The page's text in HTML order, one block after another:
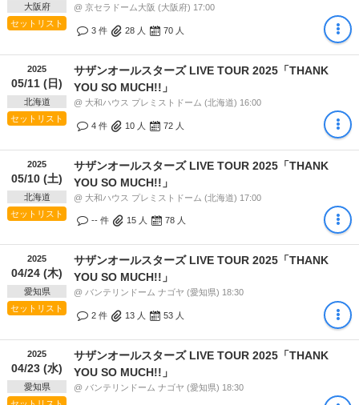
大阪府
セットリスト
@ 京セラドーム大阪 (大阪府) 17:00
3 件 28 人 70 人
2025
05/11 (日)
北海道
セットリスト
サザンオールスターズ LIVE TOUR 2025「THANK
YOU SO MUCH!!」
@ 大和ハウス プレミストドーム (北海道) 16:00
4 件 10 人 72 人
2025
05/10 (土)
北海道
セットリスト
サザンオールスターズ LIVE TOUR 2025「THANK
YOU SO MUCH!!」
@ 大和ハウス プレミストドーム (北海道) 17:00
-- 件 15 人 78 人
2025
04/24 (木)
愛知県
セットリスト
サザンオールスターズ LIVE TOUR 2025「THANK
YOU SO MUCH!!」
@ バンテリンドーム ナゴヤ (愛知県) 18:30
2 件 13 人 53 人
2025
04/23 (水)
愛知県
サザンオールスターズ LIVE TOUR 2025「THANK
YOU SO MUCH!!」
@ バンテリンドーム ナゴヤ (愛知県) 18:30